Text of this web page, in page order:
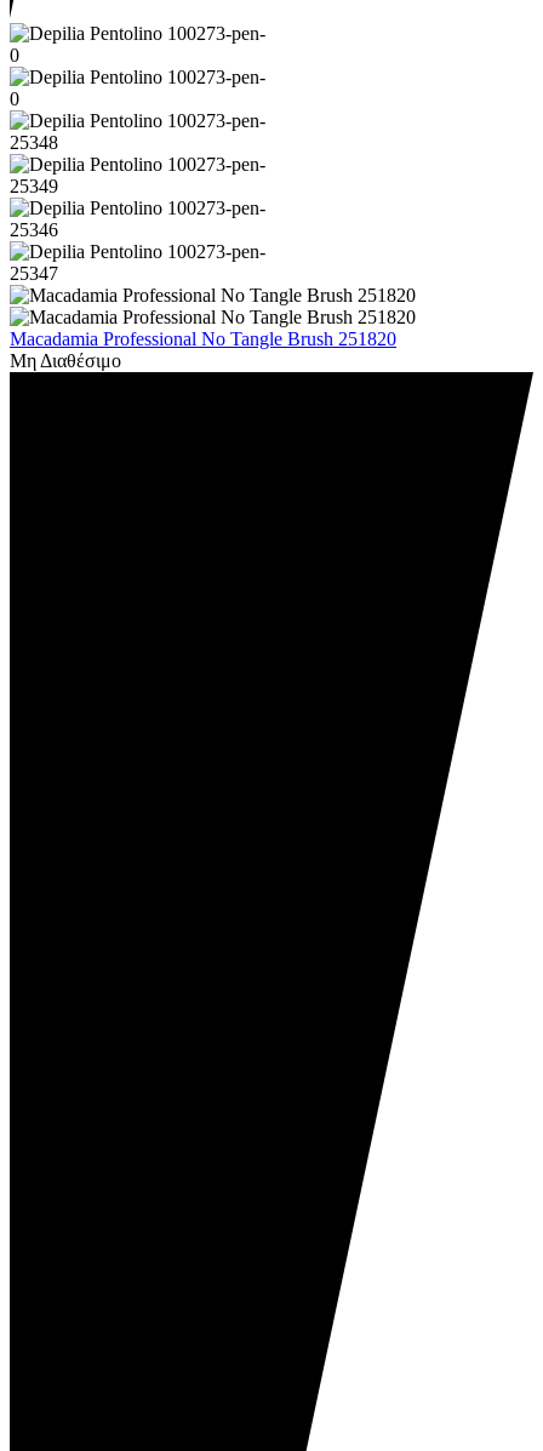
Macadamia Professional No Tangle Brush 251820
Μη Διαθέσιμο